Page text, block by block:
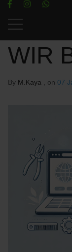
Mobile Menu
WIR
By M.Kaya , on 07